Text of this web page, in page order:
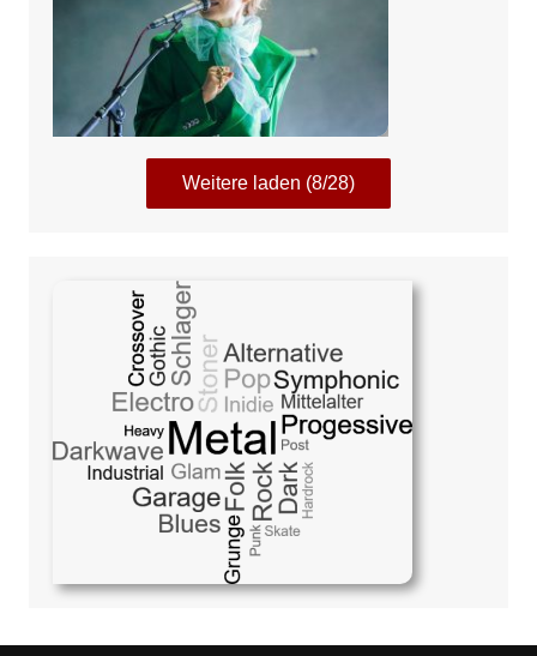
Weitere laden (8/28)